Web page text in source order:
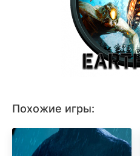
Похожие игры: